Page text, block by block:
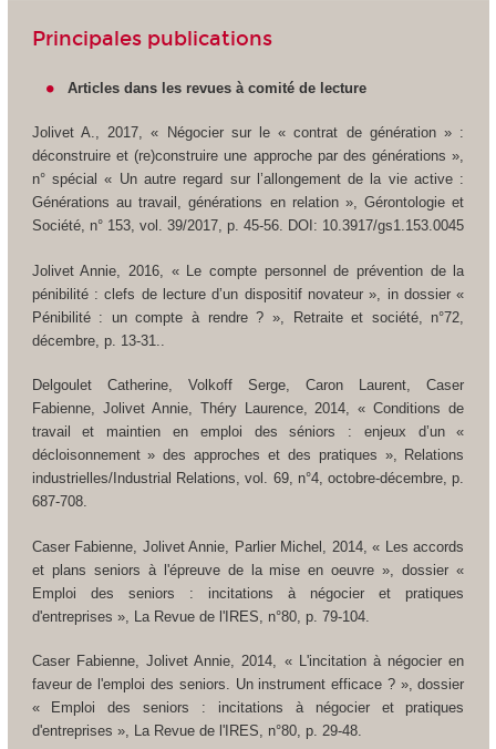
Principales publications
Articles dans les revues à comité de lecture
Jolivet A., 2017, «
Négocier sur le « contrat de génération » :
déconstruire et (re)construire une approche par des générations »,
n° spécial « Un autre regard sur l’allongement de la vie active :
Générations au travail, générations en relation »,Gérontologie et
Société, n° 153, vol. 39/2017, p. 45-56. DOI: 10.3917/gs1.153.0045
Jolivet Annie, 2016, « Le compte personnel de prévention de la
pénibilité : clefs de lecture d’un dispositif novateur », indossier «
Pénibilité : un compte à rendre ? »,
Retraite et société, n°72,
décembre, p. 13-31..
Delgoulet Catherine, Volkoff Serge, Caron Laurent, Caser
Fabienne, Jolivet Annie, Théry Laurence, 2014, « Conditions de
travail et maintien en emploi des séniors : enjeux d’un «
décloisonnement » des approches et des pratiques », Relations
industrielles/Industrial Relations, vol. 69, n°4, octobre-décembre, p.
687-708.
Caser Fabienne, Jolivet Annie, Parlier Michel, 2014, « Les accords
et plans seniors à l'épreuve de la mise en oeuvre », dossier «
Emploi des seniors : incitations à négocier et pratiques
d'entreprises »,
La Revue de l'IRES , n°80, p. 79-104.
Caser Fabienne, Jolivet Annie, 2014, « L'incitation à négocier en
faveur de l'emploi des seniors. Un instrument efficace ? », dossier
« Emploi des seniors : incitations à négocier et pratiques
d'entreprises », La Revue de l'IRES, n°80, p. 29-48.